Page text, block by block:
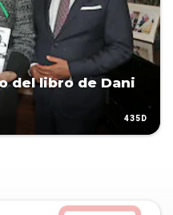
del libro de Dani
435D